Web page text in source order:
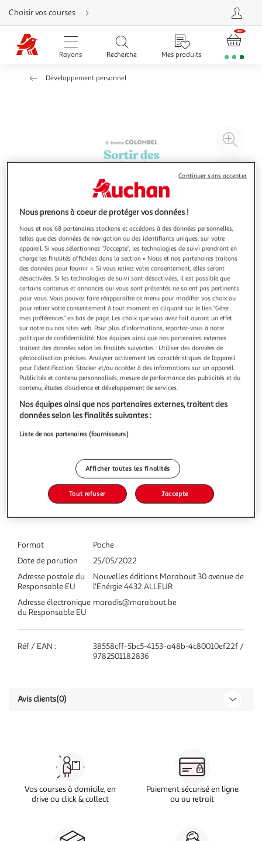
Aller
directement
au
contenu
Aller
directement
Aller
d'aide
Choisir vos courses
Rayons Recherche Mes produits
Développement personnel
à
SORTIR DES RUMINATIONS MENTALES, Colombel
Marine
Toutes les clés pour reprendre les commandes de votre vie !
Vous les connaissez, ces pensées qui tournent en boucle
dans votre tête ? Celles qui vous jugent et vous rappellent
sans cesse que vous n'êtes pas beau , que vous êtes
coupable , que vous n'arriverez jamais à rien ? Elles
polluent vot
En savoir +
Vous voulez connaître le prix de ce produit ?
Afficher le prix
Caractéristiques
Format
Poche
Date de parution
25/05/2022
Adresse postale du
Responsable EU
Nouvelles éditions Marabout 30 avenue de
l'Enérgie 4432 ALLEUR
Adresse électronique
du Responsable EU
maradis@marabout.be
Réf / EAN :
38558cff-5bc5-4153-a48b-4c80010ef22f /
9782501182836
Avis clients(0)
Vos courses à domicile, en
drive ou click & collect
Paiement sécurisé en ligne
ou au retrait
Nous prenons à coeur de protéger vos données !
Nous et nos 68 partenaires stockons et accédons à des données personnelles,
telles que des données de navigation ou des identifiants uniques, sur votre
appareil. Si vous sélectionnez "J'accepte", les technologies de suivi prendront en
charge les finalités affichées dans la section « Nous et nos partenaires traitons
des données pour fournir ». Si vous retirez votre consentement, elles seront
désactivées. Si les technologies de suivi sont désactivées, il est possible que
certains contenus et annonces qui vous sont présentés ne soient pas pertinents
pour vous. Vous pouvez faire réapparaître ce menu pour modifier vos choix ou
pour retirer votre consentement à tout moment en cliquant sur le lien "Gérer
mes préférences" en bas de page. Les choix que vous avez fait auront un effet
sur notre ou nos sites web. Pour plus d’informations, reportez-vous à notre
politique de confidentialité. Nos équipes ainsi que nos partenaires externes
traitent des données selon les finalités suivantes : Utiliser des données de
géolocalisation précises. Analyser activement les caractéristiques de l’appareil
pour l’identification. Stocker et/ou accéder à des informations sur un appareil.
Publicités et contenu personnalisés, mesure de performance des publicités et du
contenu, études d’audience et développement de services.
Nos équipes ainsi que nos partenaires externes, traitent des
données selon les finalités suivantes :
Liste de nos partenaires (fournisseurs)
Afficher toutes les finalités
Tout refuser J'accepte
Continuer sans accepter